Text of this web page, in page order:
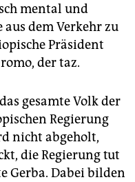
mental und
dem Verkehr zu
Präsident
der taz.
gesamte Volk der
Regierung
nicht abgeholt,
die Regierung tut
Gerba. Dabei bilden